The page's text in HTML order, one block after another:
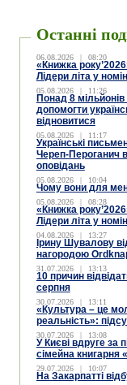
Останні
06.08.2026 | 08:20
«Книжка
Лідери літа у
05.08.2026 | 11:26
Понад 8 мільйонів
допомогти
відновитися
05.08.2026 | 11:17
Українські
Череп-Пероганич
оповідань
05.08.2026 | 10:04
Чому вони для
05.08.2026 | 08:28
«Книжка
Лідери літа у
04.08.2026 | 13:27
Ірину Шувалову
нагородою
31.07.2026 | 13:13
10 причин
серпня
30.07.2026 | 13:11
«Культура – це
реальність»:
30.07.2026 | 13:08
У Києві вдруге за
сімейна книгарня
29.07.2026 | 10:07
На Закарпатті